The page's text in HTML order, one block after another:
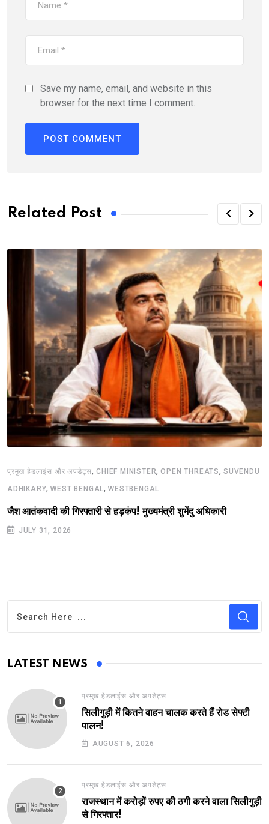
Save my name, email, and website in this
browser for the next time I comment.
Related Post
प्रमुख हेडलाइंस और अपडेट्स,CHIEF MINISTER,OPEN THREATS,SUVENDU
ADHIKARY,WEST BENGAL,WESTBENGAL
जैश आतंकवादी की गिरफ्तारी से हड़कंप! मुख्यमंत्री शुभेंदु अधिकारी
JULY 31, 2026
LATEST NEWS
प्रमुख हेडलाइंस और अपडेट्स
सिलीगुड़ी में कितने वाहन चालक करते हैं रोड सेफ्टी
पालन!
AUGUST 6, 2026
प्रमुख हेडलाइंस और अपडेट्स
राजस्थान में करोड़ों रुपए की ठगी करने वाला सिलीगुड़ी
से गिरफ्तार!